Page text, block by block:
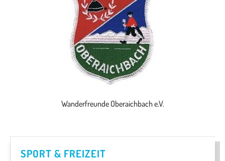
Wanderfreunde Oberaichbach e.V.
SPORT & FREIZEIT